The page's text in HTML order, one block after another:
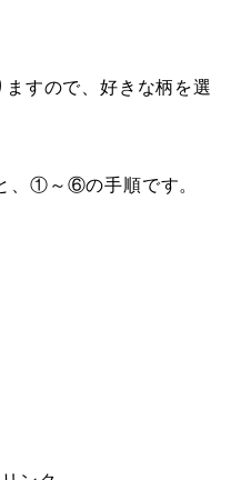
すので、好きな柄を選
、①～⑥の手順です。